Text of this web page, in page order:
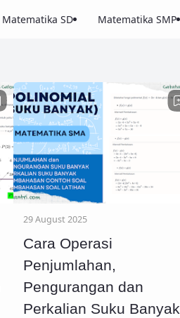
Matematika SD Matematika SMP
29 August 2025
Cara Operasi
Penjumlahan,
Pengurangan dan
Perkalian Suku Banyak